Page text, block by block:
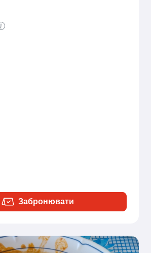
Забронювати